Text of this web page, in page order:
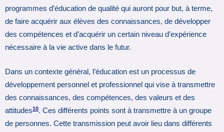
programmes d’éducation de qualité qui auront pour but, à terme,
de faire acquérir aux élèves des connaissances, de développer
des compétences et d’acquérir un certain niveau d’expérience
nécessaire à la vie active dans le futur.
Dans un contexte général, l’éducation est un processus de
développement personnel et professionnel qui vise à transmettre
des connaissances, des compétences, des valeurs et des
attitudes10. Ces différents points sont à transmettre à un groupe
de personnes. Cette transmission peut avoir lieu dans différents